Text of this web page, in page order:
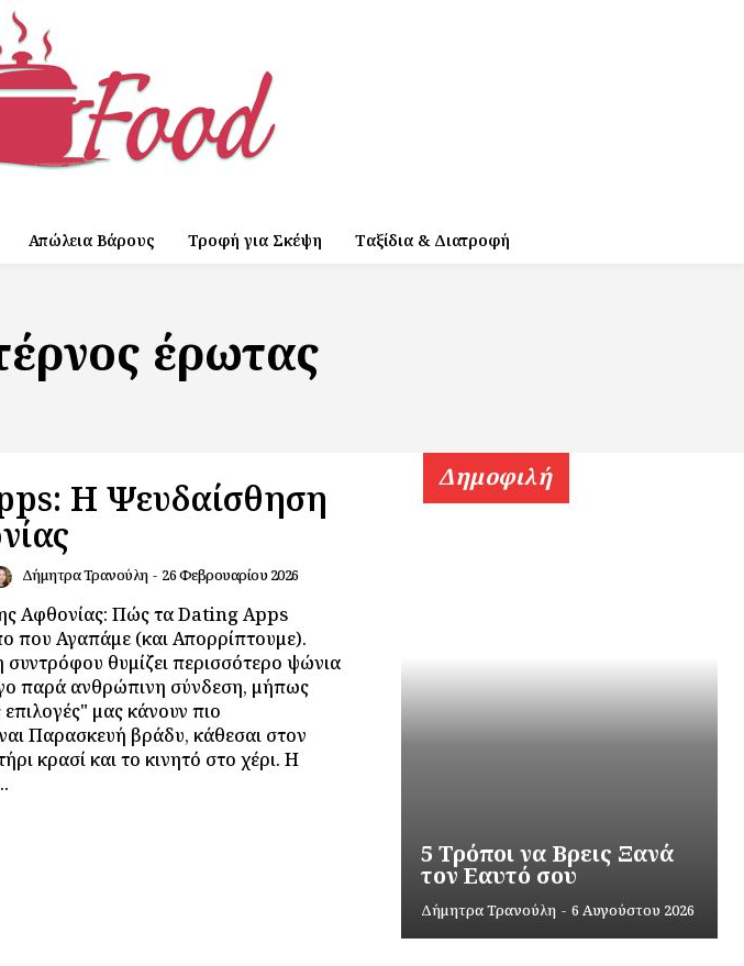
Απώλεια Βάρους Τροφή για Σκέψη Ταξίδια & Διατροφή
έρωτας
Η Ψευδαίσθηση
Δήμητρα Τρανούλη - 26 Φεβρουαρίου 2026
Αφθονίας: Πώς τα Dating Apps
που Αγαπάμε (και Απορρίπτουμε).
θυμίζει περισσότερο ψώνια
παρά ανθρώπινη σύνδεση, μήπως
επιλογές" μας κάνουν πιο
Παρασκευή βράδυ, κάθεσαι στον
κρασί και το κινητό στο χέρι. Η
Δημοφιλή
5 Τρόποι να Βρεις Ξανά
τον Εαυτό σου
Δήμητρα Τρανούλη - 6 Αυγούστου 2026